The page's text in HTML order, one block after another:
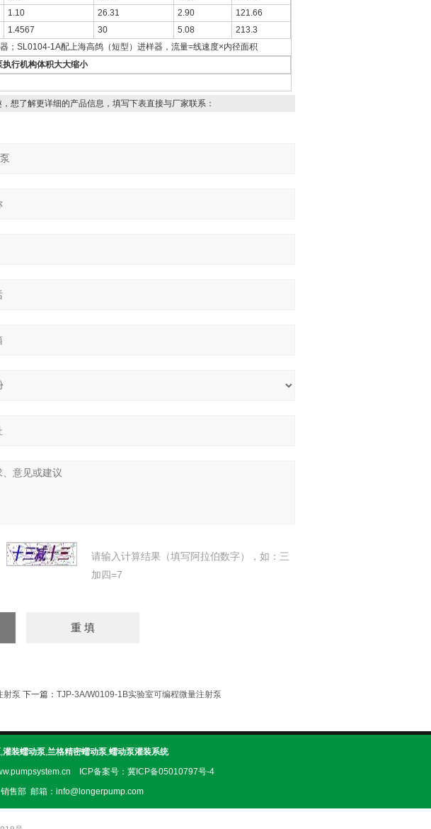
1.10 26.31 2.90
121.66
1.4567 30 5.08
213.3
；SL0104-1A配上海高鸽（短型）进样器，流量=线速度×内径面积
行机构体积大大缩小
想了解更详细的产品信息，填写下表直接与厂家联系：
请输入计算结果（填写阿拉伯数字），如：三
加四=7
射泵 下一篇： TJP-3A/W0109-1B实验室可编程微量注射泵
,灌装蠕动泵,兰格精密蠕动泵,蠕动泵灌装系统
ICP备案号： 冀ICP备05010797号-4
售部 邮箱：info@longerpump.com